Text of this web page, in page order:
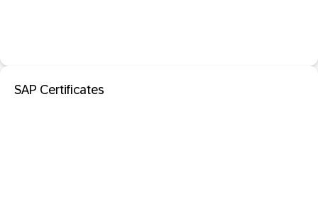
SAP Certificates